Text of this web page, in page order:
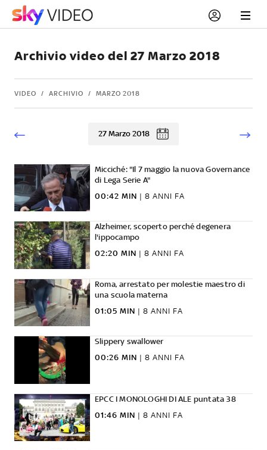
Archivio video del 27 Marzo 2018
VIDEO ARCHIVIO MARZO 2018
27 Marzo 2018
Micciché: "Il 7 maggio la nuova Governance
di Lega Serie A"
00:42 MIN | 8 ANNI FA
Alzheimer, scoperto perché degenera
l'ippocampo
02:20 MIN | 8 ANNI FA
Roma, arrestato per molestie maestro di
una scuola materna
01:05 MIN | 8 ANNI FA
Slippery swallower
00:26 MIN | 8 ANNI FA
EPCC I MONOLOGHI DI ALE puntata 38
01:46 MIN | 8 ANNI FA